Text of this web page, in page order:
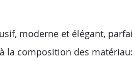
moderne et élégant,
la composition des